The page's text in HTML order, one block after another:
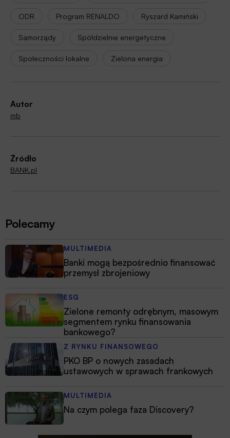
ODR Program RENALDO Ryszard Kamiński
Samorządy Spółdzielnie energetyczne
Społeczności lokalne Zielona energia
Autor
mb
Źródło
BANK.pl
Polecamy
MULTIMEDIA
Banki mogą bezpośrednio finansować
przemysł zbrojeniowy
ESG
Zielone remonty odrębnym, masowym
segmentem rynku finansowania
bankowego?
Z RYNKU FINANSOWEGO
PKO BP o nowych zasadach
ustawowych w sprawach frankowych
MULTIMEDIA
Na czym polega faza Discovery?